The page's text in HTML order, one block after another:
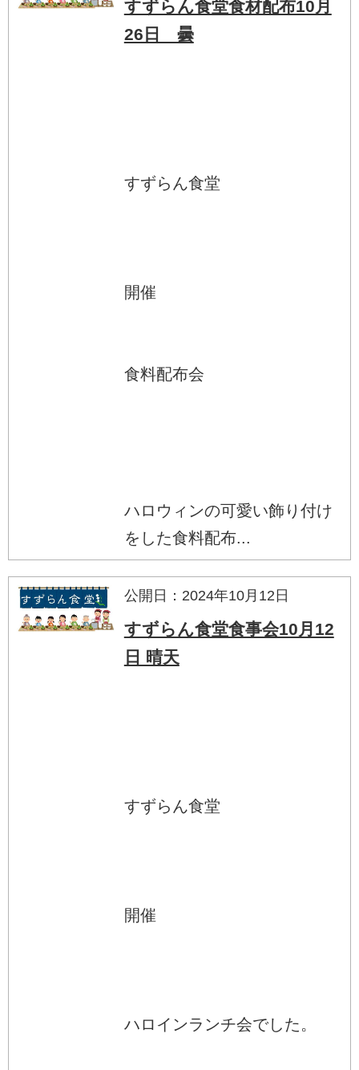
すずらん食堂食材配布10月
26日 曇
すずらん食堂
開催
食料配布会
ハロウィンの可愛い飾り付け
をした食料配布...
公開日：2024年10月12日
すずらん食堂食事会10月12
日 晴天
すずらん食堂
開催
ハロインランチ会でした。